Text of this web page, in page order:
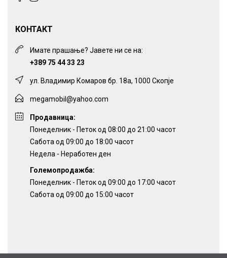
КОНТАКТ
Имате прашање? Јавете ни се на:
+389 75 44 33 23
ул. Владимир Комаров бр. 18а, 1000 Скопје
megamobil@yahoo.com
Продавница:
Понеделник - Петок од 08:00 до 21:00 часот
Сабота од 09:00 до 18:00 часот
Недела - Неработен ден
Големопродажба:
Понеделник - Петок од 09:00 до 17:00 часот
Сабота од 09:00 до 15:00 часот